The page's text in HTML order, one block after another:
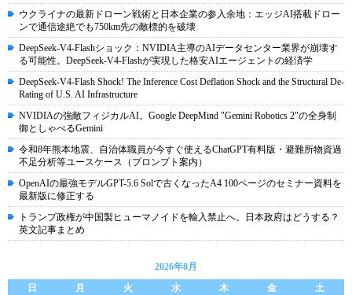
ウクライナの最新ドローン戦術と日本企業の参入余地：エッジAI搭載ドロー
ンで通信途絶でも750km先の敵標的を破壊
DeepSeek-V4-Flashショック：NVIDIA主導のAIデータセンター業界が崩壊す
る可能性。DeepSeek-V4-Flashが実現した格安AIエージェントの経済学
DeepSeek-V4-Flash Shock! The Inference Cost Deflation Shock and the Structural De-
Rating of U.S. AI Infrastructure
NVIDIAの強敵フィジカルAI。Google DeepMind "Gemini Robotics 2"の全身制
御としゃべるGemini
令和8年熊本地震、自治体職員が今すぐ使えるChatGPT有料版・避難所物資過
不足分析等ユースケース（プロンプト案内）
OpenAIの最強モデルGPT-5.6 Solで古くなったA4 100ページのセミナー資料を
最新版に修正する
トランプ政権が中国製ヒューマノイドを輸入禁止へ。日本政府はどうする？
英文記事まとめ
2026年8月
日
月 火 水 木 金
土